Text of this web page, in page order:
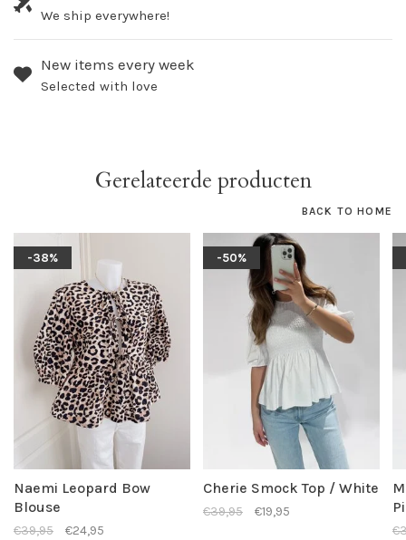
We ship everywhere!
New items every week
Selected with love
Gerelateerde producten
BACK TO HOME
-38%
Naemi Leopard Bow
Blouse
€39,95 €24,95
-50%
Cherie Smock Top / White
€39,95 €19,95